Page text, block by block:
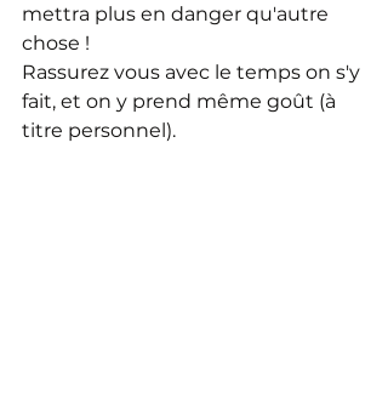
mettra plus en danger qu'autre
chose !
Rassurez vous avec le temps on s'y
fait, et on y prend même goût (à
titre personnel).